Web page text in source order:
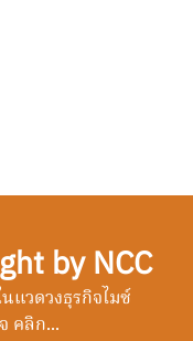
by NCC
แวดวงธุรกิจไมซ์
คลิก...